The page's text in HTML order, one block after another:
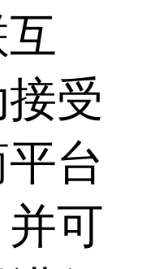
受
台
可